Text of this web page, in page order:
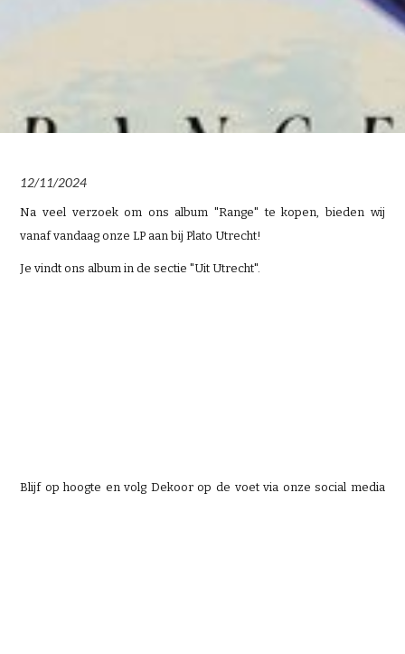
12/11/2024
Na veel verzoek om ons album "Range" te kopen, bieden wij
vanaf vandaag onze LP aan bij Plato Utrecht!
Je vindt ons album in de sectie "Uit Utrecht".
Blijf op hoogte en volg Dekoor op de voet via onze social media